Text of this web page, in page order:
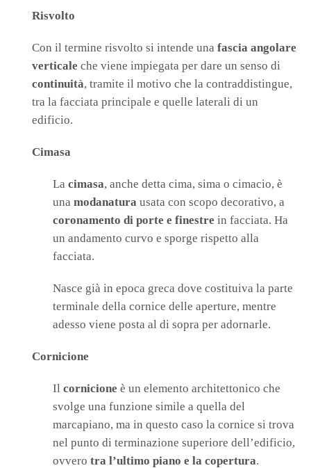
Risvolto
Con il termine risvolto si intende una fascia angolare
verticale che viene impiegata per dare un senso di
continuità, tramite il motivo che la contraddistingue,
tra la facciata principale e quelle laterali di un
edificio.
Cimasa
La cimasa, anche detta cima, sima o cimacio, è
una modanatura usata con scopo decorativo, a
coronamento di porte e finestre in facciata. Ha
un andamento curvo e sporge rispetto alla
facciata.
Nasce già in epoca greca dove costituiva la parte
terminale della cornice delle aperture, mentre
adesso viene posta al di sopra per adornarle.
Cornicione
Il cornicione è un elemento architettonico che
svolge una funzione simile a quella del
marcapiano, ma in questo caso la cornice si trova
nel punto di terminazione superiore dell’edificio,
ovvero tra l’ultimo piano e la copertura.